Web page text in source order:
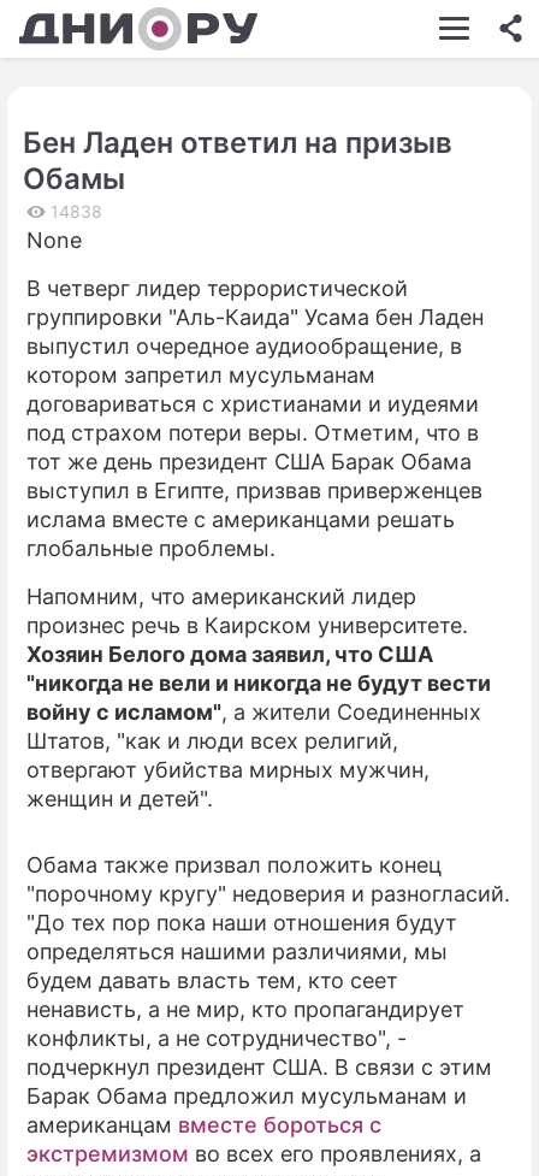
ШОУ-БИЗНЕС
КИНО
ЭКОНОМИКА
ПРОИСШЕСТВИЯ
СТИЛЬ ЖИЗНИ
СЕРИАЛЫ
ИГРЫ
ПРЕСС-РЕЛИЗЫ
О ПРОЕКТЕ
Бен Ладен ответил на призыв
Обамы
14838
None
В четверг лидер террористической
группировки "Аль-Каида" Усама бен Ладен
выпустил очередное аудиообращение, в
котором запретил мусульманам
договариваться с христианами и иудеями
под страхом потери веры. Отметим, что в
тот же день президент США Барак Обама
выступил в Египте, призвав приверженцев
ислама вместе с американцами решать
глобальные проблемы.
Напомним, что американский лидер
произнес речь в Каирском университете.
Хозяин Белого дома заявил, что США
"никогда не вели и никогда не будут вести
войну с исламом", а жители Соединенных
Штатов, "как и люди всех религий,
отвергают убийства мирных мужчин,
женщин и детей".
Обама также призвал положить конец
"порочному кругу" недоверия и разногласий.
"До тех пор пока наши отношения будут
определяться нашими различиями, мы
будем давать власть тем, кто сеет
ненависть, а не мир, кто пропагандирует
конфликты, а не сотрудничество", -
подчеркнул президент США. В связи с этим
Барак Обама предложил мусульманам и
американцам вместе бороться с
экстремизмом во всех его проявлениях, а